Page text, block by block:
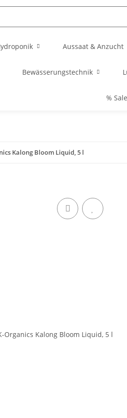
Aussaat & Anzucht
Bewässerungstechnik
%
Kalong Bloom Liquid, 5 l